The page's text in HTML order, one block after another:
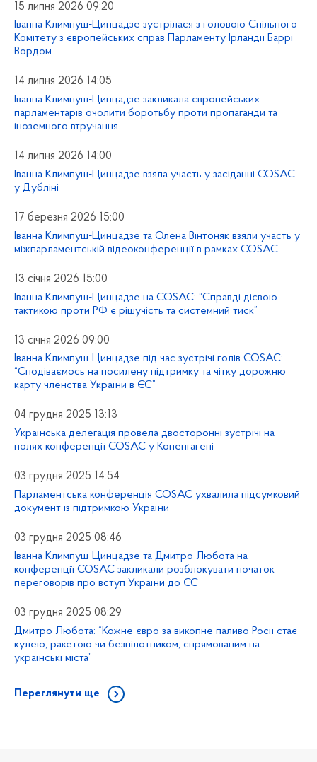
15 липня 2026 09:20
Іванна Климпуш-Цинцадзе зустрілася з головою Спільного
Комітету з європейських справ Парламенту Ірландії Баррі
Вордом
14 липня 2026 14:05
Іванна Климпуш-Цинцадзе закликала європейських
парламентарів очолити боротьбу проти пропаганди та
іноземного втручання
14 липня 2026 14:00
Іванна Климпуш-Цинцадзе взяла участь у засіданні COSAC
у Дубліні
17 березня 2026 15:00
Іванна Климпуш-Цинцадзе та Олена Вінтоняк взяли участь у
міжпарламентській відеоконференції в рамках COSAC
13 січня 2026 15:00
Іванна Климпуш-Цинцадзе на COSAC: “Справді дієвою
тактикою проти РФ є рішучість та системний тиск”
13 січня 2026 09:00
Іванна Климпуш-Цинцадзе під час зустрічі голів COSAC:
“Сподіваємось на посилену підтримку та чітку дорожню
карту членства України в ЄС”
04 грудня 2025 13:13
Українська делегація провела двосторонні зустрічі на
полях конференції COSAC у Копенгагені
03 грудня 2025 14:54
Парламентська конференція COSAC ухвалила підсумковий
документ із підтримкою України
03 грудня 2025 08:46
Іванна Климпуш-Цинцадзе та Дмитро Любота на
конференції COSAC закликали розблокувати початок
переговорів про вступ України до ЄС
03 грудня 2025 08:29
Дмитро Любота: “Кожне євро за викопне паливо Росії стає
кулею, ракетою чи безпілотником, спрямованим на
українські міста”
Переглянути ще